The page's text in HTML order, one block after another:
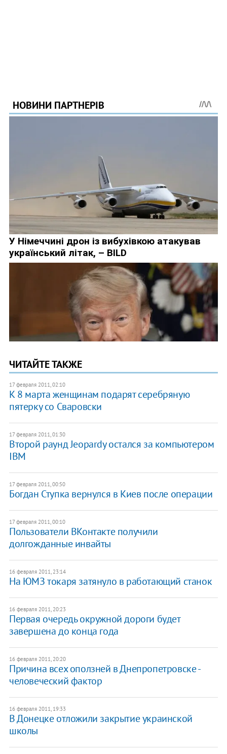
ЧИТАЙТЕ ТАКЖЕ
17 февраля 2011, 02:10
К 8 марта женщинам подарят серебряную
пятерку со Сваровски
17 февраля 2011, 01:30
Второй раунд Jeopardy остался за компьютером
IBM
17 февраля 2011, 00:50
Богдан Ступка вернулся в Киев после операции
17 февраля 2011, 00:10
Пользователи ВКонтакте получили
долгожданные инвайты
16 февраля 2011, 23:14
На ЮМЗ токаря затянуло в работающий станок
16 февраля 2011, 20:23
Первая очередь окружной дороги будет
завершена до конца года
16 февраля 2011, 20:20
Причина всех оползней в Днепропетровске -
человеческий фактор
16 февраля 2011, 19:33
В Донецке отложили закрытие украинской
школы